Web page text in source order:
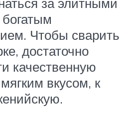
Чтобы сварить
достаточно
качественную
вкусом, к